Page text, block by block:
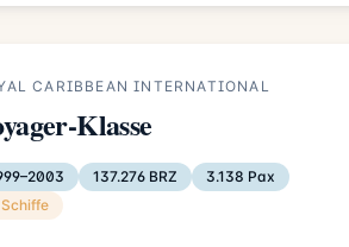
CARIBBEAN INTERNATIONAL
Klasse
137.276 BRZ
3.138 Pax